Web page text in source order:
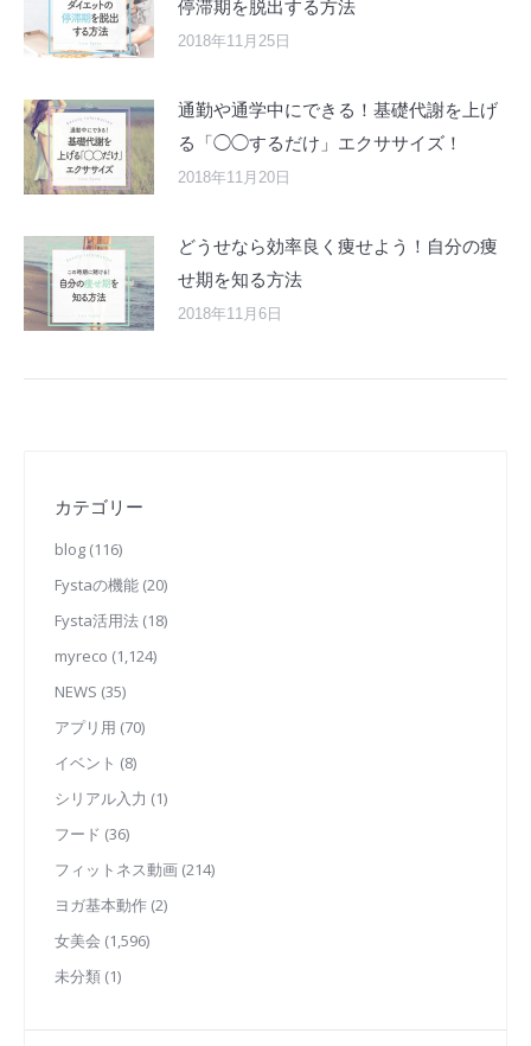
停滞期を脱出する方法
2018年11月25日
通勤や通学中にできる！基礎代謝を上げ
る「◯◯するだけ」エクササイズ！
2018年11月20日
どうせなら効率良く痩せよう！自分の痩
せ期を知る方法
2018年11月6日
カテゴリー
blog (116)
Fystaの機能 (20)
Fysta活用法 (18)
myreco (1,124)
NEWS (35)
アプリ用 (70)
イベント (8)
シリアル入力 (1)
フード (36)
フィットネス動画 (214)
ヨガ基本動作 (2)
女美会 (1,596)
未分類 (1)